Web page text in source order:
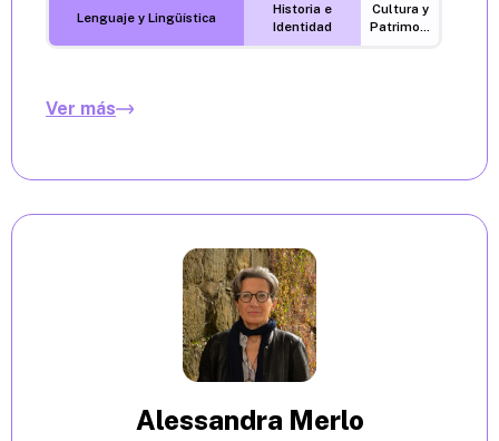
Lenguaje y Lingüística
Historia e
Identidad
Cultura y
Patrimonio
Ver más
Alessandra Merlo